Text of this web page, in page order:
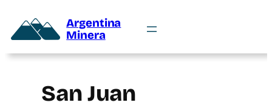
Argentina
Minera
San Juan